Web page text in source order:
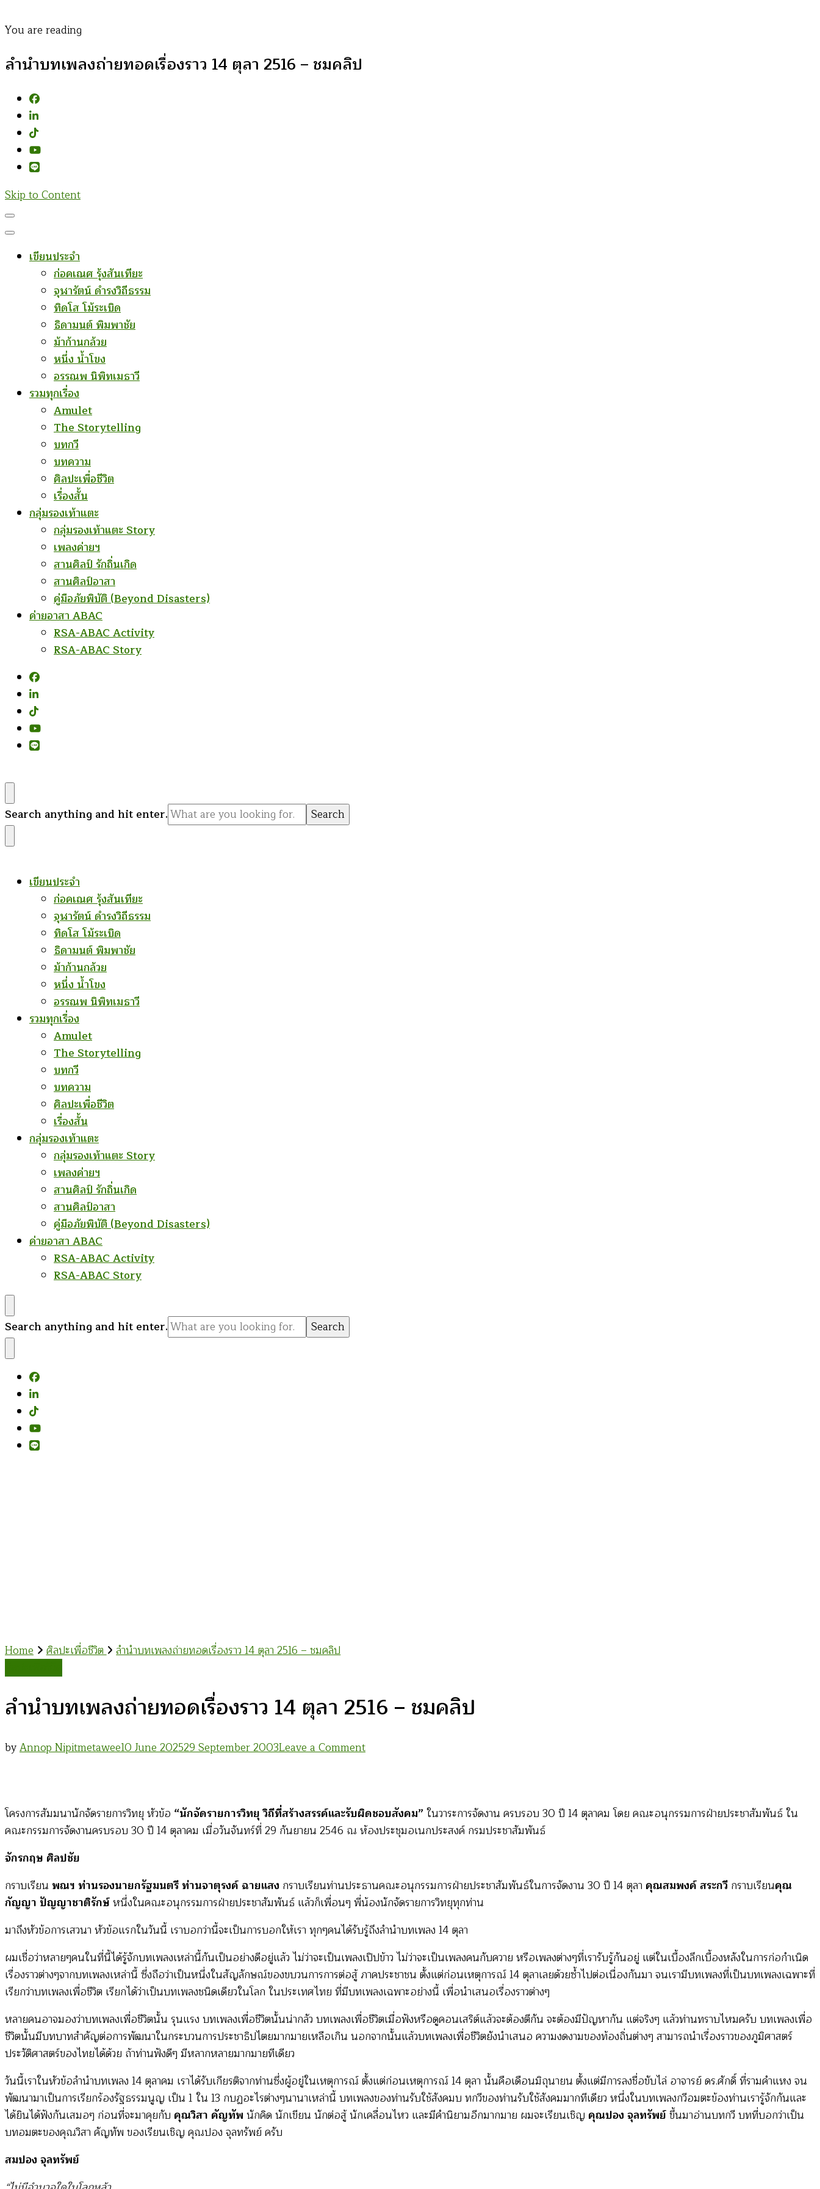
You are reading
ลำนำบทเพลงถ่ายทอดเรื่องราว 14 ตุลา 2516 – ชมคลิป
Skip to Content
เขียนประจำ
ก่อคเณศ รุ้งสันเทียะ
จุฬารัตน์ ดำรงวิถีธรรม
ทิดโส โม้ระเบิด
ธิดามนต์ พิมพาชัย
ม้าก้านกล้วย
หนึ่ง น้ำโขง
อรรณพ นิพิทเมธาวี
รวมทุกเรื่อง
Amulet
The Storytelling
บทกวี
บทความ
ศิลปะเพื่อชีวิต
เรื่องสั้น
กลุ่มรองเท้าแตะ
กลุ่มรองเท้าแตะ Story
เพลงค่ายฯ
สานศิลป์ รักถิ่นเกิด
สานศิลป์อาสา
คู่มือภัยพิบัติ (Beyond Disasters)
ค่ายอาสา ABAC
RSA-ABAC Activity
RSA-ABAC Story
Looking
for
Something?
Search anything and hit enter.
เขียนประจำ
ก่อคเณศ รุ้งสันเทียะ
จุฬารัตน์ ดำรงวิถีธรรม
ทิดโส โม้ระเบิด
ธิดามนต์ พิมพาชัย
ม้าก้านกล้วย
หนึ่ง น้ำโขง
อรรณพ นิพิทเมธาวี
รวมทุกเรื่อง
Amulet
The Storytelling
บทกวี
บทความ
ศิลปะเพื่อชีวิต
เรื่องสั้น
กลุ่มรองเท้าแตะ
กลุ่มรองเท้าแตะ Story
เพลงค่ายฯ
สานศิลป์ รักถิ่นเกิด
สานศิลป์อาสา
คู่มือภัยพิบัติ (Beyond Disasters)
ค่ายอาสา ABAC
RSA-ABAC Activity
RSA-ABAC Story
Looking
for
Something?
Search anything and hit enter.
Home ศิลปะเพื่อชีวิต ลำนำบทเพลงถ่ายทอดเรื่องราว 14 ตุลา 2516 – ชมคลิป
ลำนำบทเพลงถ่ายทอดเรื่องราว 14 ตุลา 2516 – ชมคลิป
byAnnop Nipitmetawee10 June 202529 September 2003Leave a Commenton
เรื่อง
ราว
2516
–
คลิป
โครงการสัมมนานักจัดรายการวิทยุ หัวข้อ “นักจัดรายการวิทยุ วิถีที่สร้างสรรค์และรับผิดชอบสังคม”ในวาระการจัดงาน ครบรอบ 30 ปี 14 ตุลาคม โดย คณะอนุกรรมการฝ่ายประชาสัมพันธ์ ใน
คณะกรรมการจัดงานครบรอบ 30 ปี 14 ตุลาคม เมื่อวันจันทร์ที่ 29 กันยายน 2546 ณ ห้องประชุมอเนกประสงค์ กรมประชาสัมพันธ์
จักรกฤษ ศิลปชัย
กราบเรียน พณฯ ท่านรองนายกรัฐมนตรี ท่านจาตุรงค์ ฉายแสง กราบเรียนท่านประธานคณะอนุกรรมการฝ่ายประชาสัมพันธ์ในการจัดงาน 30 ปี 14 ตุลา คุณสมพงค์ สระกวี กราบเรียนคุณ
กัญญา ปัญญาชาติรักษ์หนึ่งในคณะอนุกรรมการฝ่ายประชาสัมพันธ์ แล้วก็เพื่อนๆ พี่น้องนักจัดรายการวิทยุทุกท่าน
มาถึงหัวข้อการเสวนา หัวข้อแรกในวันนี้ เราบอกว่านี้จะเป็นการบอกให้เรา ทุกๆคนได้รับรู้ถึงลำนำบทเพลง 14 ตุลา
ผมเชื่อว่าหลายๆคนในที่นี้ได้รู้จักบทเพลงเหล่านี้กันเป็นอย่างดีอยู่แล้ว ไม่ว่าจะเป็นเพลงเปิปข้าว ไม่ว่าจะเป็นเพลงคนกับควาย หรือเพลงต่างๆที่เรารับรู้กันอยู่ แต่ในเบื้องลึกเบื้องหลังในการก่อกำเนิด
เรื่องราวต่างๆจากบทเพลงเหล่านี้ ซึ่งถือว่าเป็นหนึ่งในสัญลักษณ์ของขบวนการการต่อสู้ ภาคประชาชน ตั้งแต่ก่อนเหตุการณ์ 14 ตุลาเลยด้วยซ้ำไปต่อเนื่องกันมา จนเรามีบทเพลงที่เป็นบทเพลงเฉพาะที่
เรียกว่าบทเพลงเพื่อชีวิต เรียกได้ว่าเป็นบทเพลงชนิดเดียวในโลก ในประเทศไทย ที่มีบทเพลงเฉพาะอย่างนี้ เพื่อนำเสนอเรื่องราวต่างๆ
หลายคนอาจมองว่าบทเพลงเพื่อชีวิตนั้น รุนแรง บทเพลงเพื่อชีวิตนั้นน่ากลัว บทเพลงเพื่อชีวิตเมื่อฟังหรือดูคอนเสริต์แล้วจะต้องตีกัน จะต้องมีปัญหากัน แต่จริงๆ แล้วท่านทราบไหมครับ บทเพลงเพื่อ
ชีวิตนั้นมีบทบาทสำคัญต่อการพัฒนาในกระบวนการประชาธิปไตยมากมายเหลือเกิน นอกจากนั้นแล้วบทเพลงเพื่อชีวิตยังนำเสนอ ความงดงามของท้องถิ่นต่างๆ สามารถนำเรื่องราวของภูมิศาสตร์
ประวัติศาสตร์ของไทยได้ด้วย ถ้าท่านฟังดีๆ มีหลากหลายมากมายทีเดียว
วันนี้เราในหัวข้อลำนำบทเพลง 14 ตุลาคม เราได้รับเกียรติจากท่านซึ่งผู้อยู่ในเหตุการณ์ ตั้งแต่ก่อนเหตุการณ์ 14 ตุลา นั้นคือเดือนมิถุนายน ตั้งแต่มีการลงชื่อขับไล่ อาจารย์ ดร.ศักดิ์ ที่รามคำแหง จน
พัฒนามาเป็นการเรียกร้องรัฐธรรมนูญ เป็น 1 ใน 13 กบฏอะไรต่างๆนานาเหล่านี้ บทเพลงของท่านรับใช้สังคมบ ทกวีของท่านรับใช้สังคมมากทีเดียว หนึ่งในบทเพลงกวีอมตะข้องท่านเรารู้จักกันและ
ได้ยินได้ฟังกันเสมอๆ ก่อนที่จะมาคุยกับ คุณวิสา คัญทัพ นักคิด นักเขียน นักต่อสู้ นักเคลื่อนไหว และมีคำนิยามอีกมากมาย ผมจะเรียนเชิญ คุณปอง จุลทรัพย์ขึ้นมาอ่านบทกวี บทที่บอกว่าเป็น
บทอมตะของคุณวิสา คัญทัพ ของเรียนเชิญ คุณปอง จุลทรัพย์ ครับ
สมปอง จุลทรัพย์